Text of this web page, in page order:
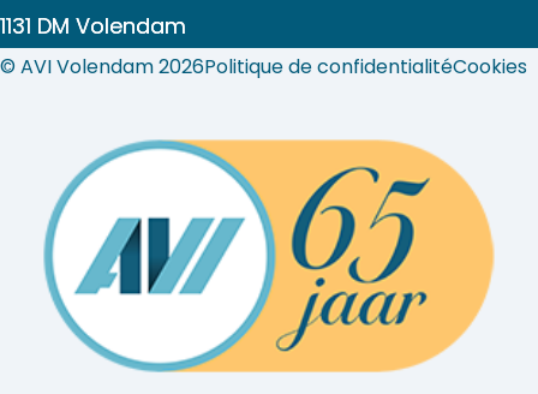
1131 DM Volendam
© AVI Volendam 2026Politique de confidentialitéCookies